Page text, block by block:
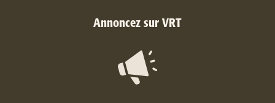
Annoncez sur VRT